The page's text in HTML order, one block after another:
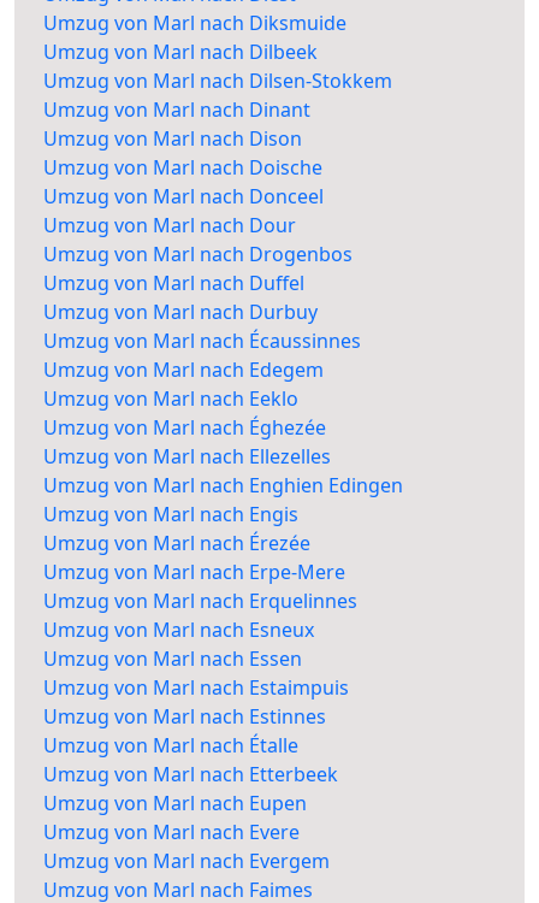
Umzug von Marl nach Diksmuide
Umzug von Marl nach Dilbeek
Umzug von Marl nach Dilsen-Stokkem
Umzug von Marl nach Dinant
Umzug von Marl nach Dison
Umzug von Marl nach Doische
Umzug von Marl nach Donceel
Umzug von Marl nach Dour
Umzug von Marl nach Drogenbos
Umzug von Marl nach Duffel
Umzug von Marl nach Durbuy
Umzug von Marl nach Écaussinnes
Umzug von Marl nach Edegem
Umzug von Marl nach Eeklo
Umzug von Marl nach Éghezée
Umzug von Marl nach Ellezelles
Umzug von Marl nach Enghien Edingen
Umzug von Marl nach Engis
Umzug von Marl nach Érezée
Umzug von Marl nach Erpe-Mere
Umzug von Marl nach Erquelinnes
Umzug von Marl nach Esneux
Umzug von Marl nach Essen
Umzug von Marl nach Estaimpuis
Umzug von Marl nach Estinnes
Umzug von Marl nach Étalle
Umzug von Marl nach Etterbeek
Umzug von Marl nach Eupen
Umzug von Marl nach Evere
Umzug von Marl nach Evergem
Umzug von Marl nach Faimes